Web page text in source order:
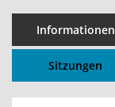
Informationen
Sitzungen